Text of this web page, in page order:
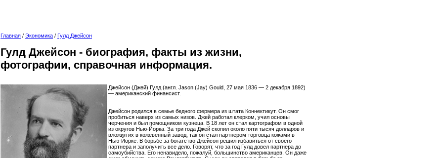
Главная / Экономика / Гулд Джейсон
Гулд Джейсон - биография, факты из жизни,
фотографии, справочная информация.
Джейсон (Джей) Гулд (англ. Jason (Jay) Gould, 27 мая 1836 — 2 декабря 1892)
— американский финансист.
Джейсон родился в семье бедного фермера из штата Коннектикут. Он смог
пробиться наверх из самых низов. Джей работал клерком, учил основы
черчения и был помощником кузнеца. В 18 лет он стал картографом в одной
из округов Нью-Йорка. За три года Джей скопил около пяти тысяч долларов и
вложил их в кожевенный завод, так он стал партнером торговца кожами в
Нью-Йорке. В борьбе за богатство Джейсон решил избавиться от своего
партнера и заполучить все дело. Говорят, что за год Гулд довел партнера до
самоубийства. Его ненавидело, пожалуй, большинство американцев. Он даже